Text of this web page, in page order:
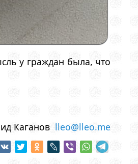
у граждан была, что
Каганов lleo@lleo.me